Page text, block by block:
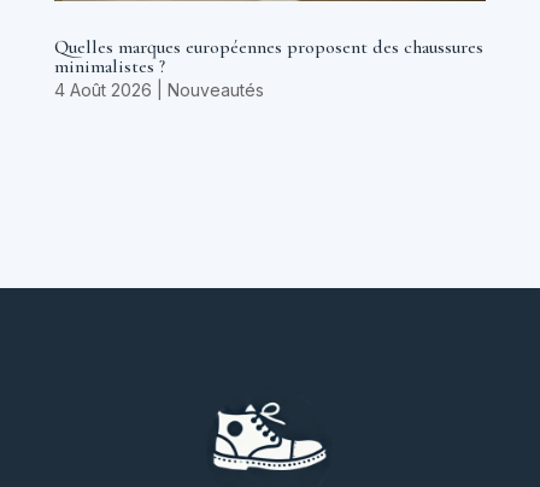
Quelles marques européennes proposent des chaussures
minimalistes ?
4 Août 2026 Nouveautés